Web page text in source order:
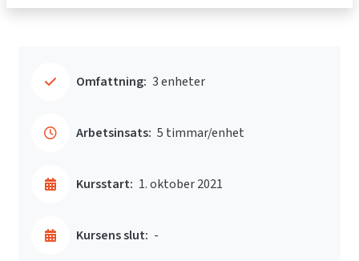
Omfattning: 3 enheter
Arbetsinsats: 5 timmar/enhet
Kursstart: 1. oktober 2021
Kursens slut: -